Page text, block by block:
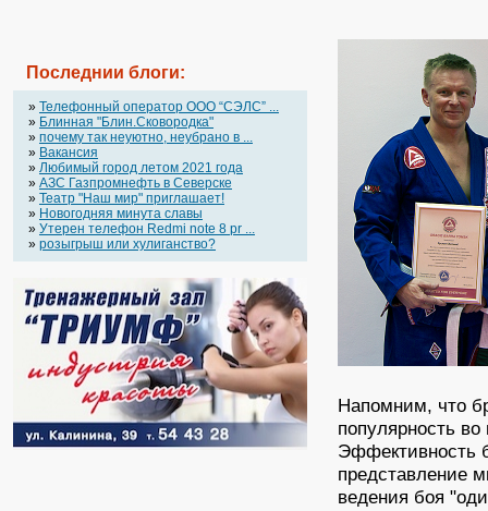
Последнии блоги:
» Телефонный оператор OOO “СЭЛС” ...
» Блинная "Блин.Сковородка"
» почему так неуютно, неубрано в ...
» Вакансия
» Любимый город летом 2021 года
» АЗС Газпромнефть в Северске
» Театр "Наш мир" приглашает!
» Новогодняя минута славы
» Утерен телефон Redmi note 8 pr ...
» розыгрыш или хулиганство?
Напомним, что
популярность
Эффективность
представление
ведения боя